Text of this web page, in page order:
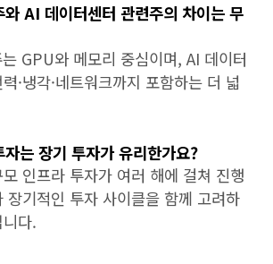
AI 데이터센터 관련주의 차이는 무
GPU와 메모리 중심이며, AI 데이터
·냉각·네트워크까지 포함하는 더 넓
는 장기 투자가 유리한가요?
인프라 투자가 여러 해에 걸쳐 진행
장기적인 투자 사이클을 함께 고려하
다.